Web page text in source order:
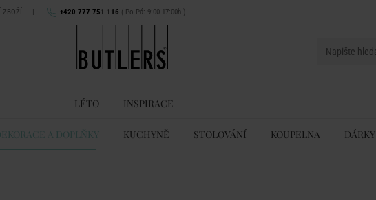
ZBOŽÍ | +420 777 751 116 ( Po-Pá: 9:00-17:00h )
LÉTO INSPIRACE
A DOPLŇKY KUCHYNĚ STOLOVÁNÍ KOUPELNA DÁRKY